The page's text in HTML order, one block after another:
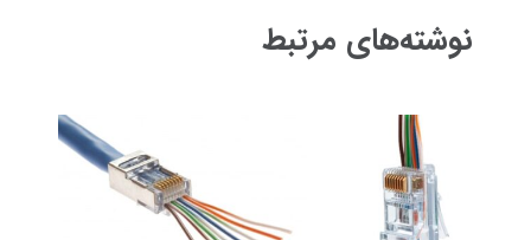
نوشته‌های مرتبط